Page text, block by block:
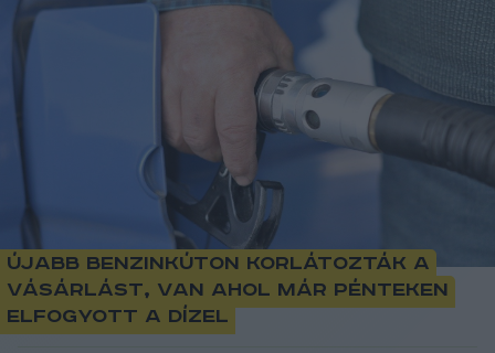
Újabb benzinkúton korlátozták a
vásárlást, van ahol már pénteken
elfogyott a dízel